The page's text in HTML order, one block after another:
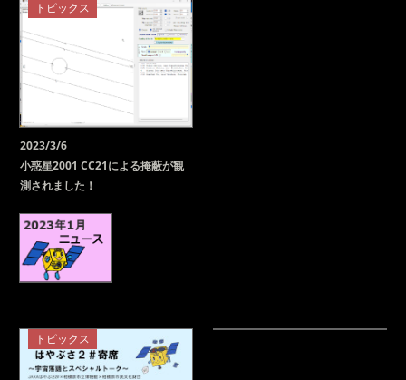
トピックス
2023/3/6
小惑星2001 CC21による掩蔽が観
測されました！
トピックス